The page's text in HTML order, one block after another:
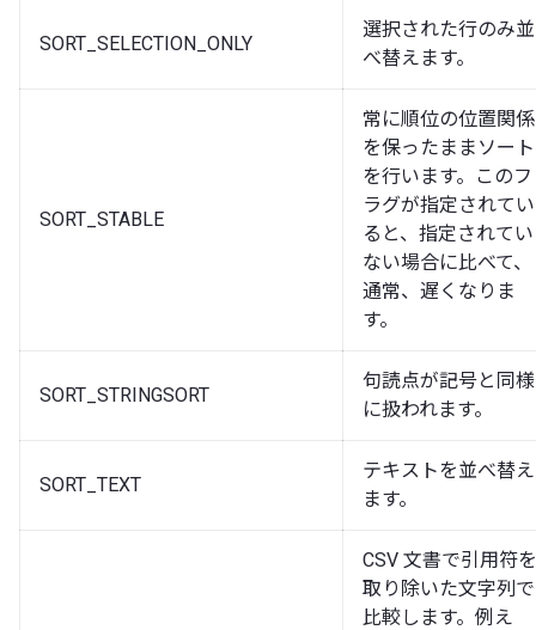
SORT_SELECTION_ONLY
選択された行のみ並
べ替えます。
SORT_STABLE
常に順位の位置関係
を保ったままソート
を行います。このフ
ラグが指定されてい
ると、指定されてい
ない場合に比べて、
通常、遅くなりま
す。
SORT_STRINGSORT
句読点が記号と同様
に扱われます。
SORT_TEXT
テキストを並べ替え
ます。
CSV 文書で引用符を
取り除いた文字列で
比較します。例え